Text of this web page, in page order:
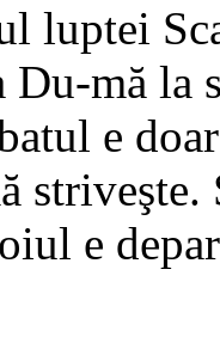
luptei
Du-mă
e
e